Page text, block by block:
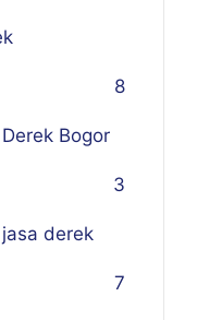
8
Bogor
3
derek
7